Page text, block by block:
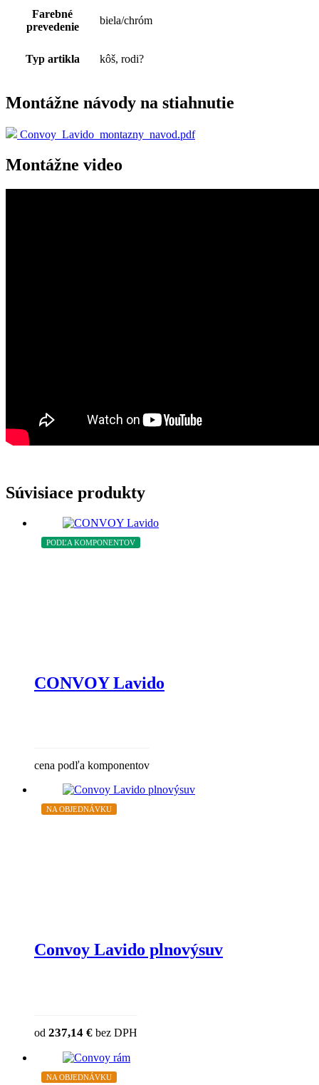
Farebné
prevedenie
biela/chróm
Typ artikla kôš, rodi?
Montážne návody na stiahnutie
Convoy_Lavido_montazny_navod.pdf
Montážne video
Súvisiace produkty
PODĽA KOMPONENTOV
CONVOY Lavido
cena podľa komponentov
NA OBJEDNÁVKU
Convoy Lavido plnovýsuv
od 237,14 € bez DPH
NA OBJEDNÁVKU